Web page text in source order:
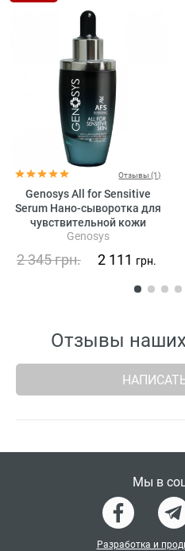
Отзывы (1)
Genosys All for Sensitive
Serum Нано-сыворотка для
чувствительной кожи
Genosys
2 345грн. 2 111 грн.
Отзывы наших
Мы в
Разработка и